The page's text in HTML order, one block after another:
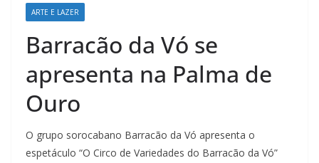
ARTE E LAZER
Barracão da Vó se
apresenta na Palma de
Ouro
O grupo sorocabano Barracão da Vó apresenta o
espetáculo “O Circo de Variedades do Barracão da Vó”